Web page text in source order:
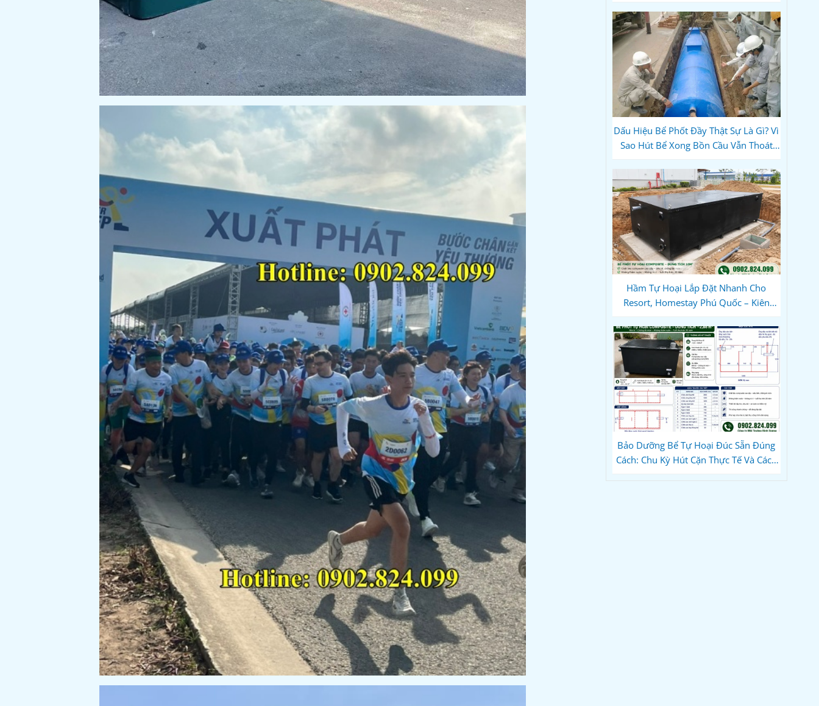
Dấu Hiệu Bể Phốt Đầy Thật Sự Là Gì? Vì
Sao Hút Bể Xong Bồn Cầu Vẫn Thoát
Hầm Tự Hoại Lắp Đặt Nhanh Cho
Resort, Homestay Phú Quốc – Kiên
Tối Ưu Tiến Độ Du Lịch
Bảo Dưỡng Bể Tự Hoại Đúc Sẵn Đúng
Cách: Chu Kỳ Hút Cặn Thực Tế Và Cách